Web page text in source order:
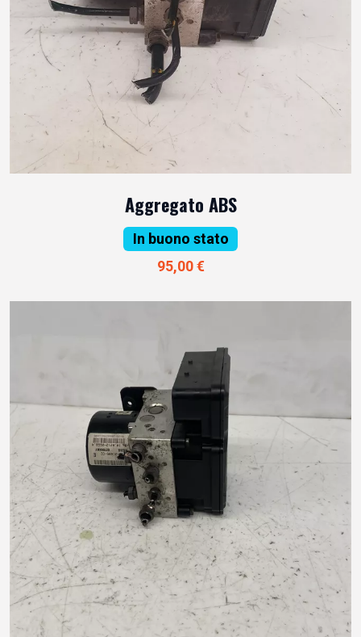
Aggregato ABS
In buono stato
95,00 €